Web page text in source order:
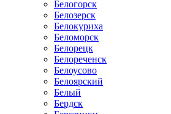
Белогорск
Белозерск
Белокуриха
Беломорск
Белорецк
Белореченск
Белоусово
Белоярский
Белый
Бердск